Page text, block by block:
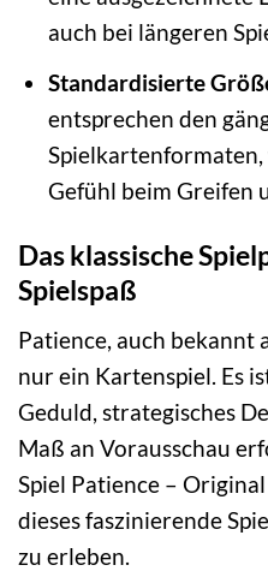
auch bei längeren
Standardisierte
entsprechen den
Gefühl beim Greifen
Das klassische
Spielspaß
Patience, auch bekannt
nur ein Kartenspiel. Es
Geduld, strategisches
Maß an Vorausschau
Spiel Patience –
dieses faszinierende
zu erleben.